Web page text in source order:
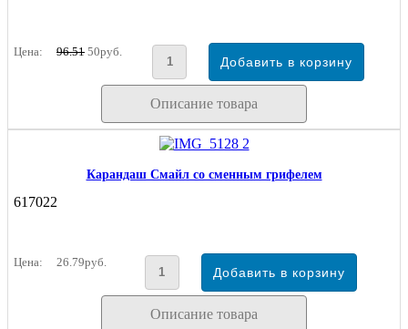
Цена: 96.51 50руб.
Описание товара
Карандаш Смайл со сменным грифелем
617022
Цена: 26.79руб.
Описание товара